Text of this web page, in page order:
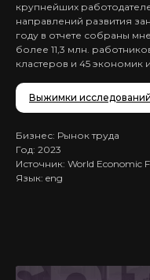
крупнейших
направлений развития
году в отчете собраны
более 11,3 млн.
кластеров и 45 экономик
Выжимки исследований
Бизнес: Рынок труда
Год: 2023
Источник: World Economic
Язык: eng